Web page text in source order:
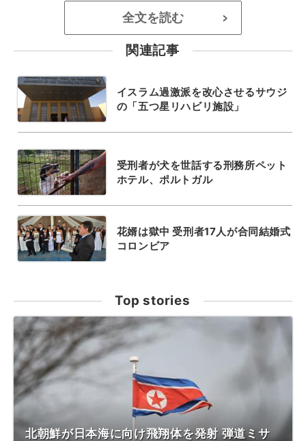
全文を読む >
関連記事
イスラム過激派を改心させるサウジ
の「五つ星リハビリ施設」
受刑者が犬を世話する刑務所ペット
ホテル、ポルトガル
花婿は獄中 受刑者17人が合同結婚式
コロンビア
Top stories
北朝鮮が日本海に向け飛翔体を発射 弾道ミサ